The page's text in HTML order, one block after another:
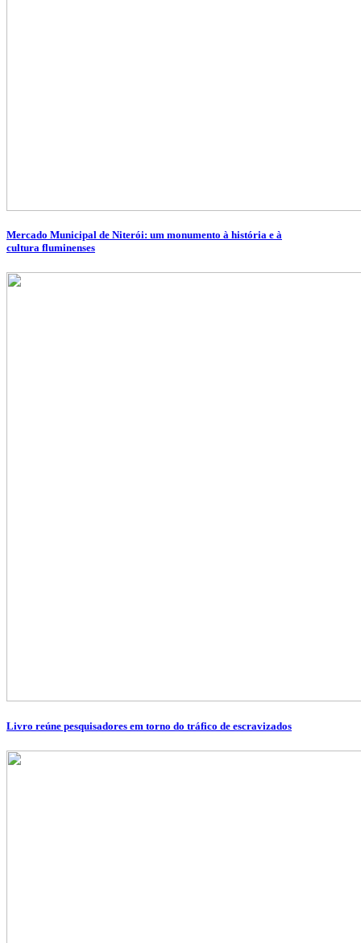
Mercado Municipal de Niterói: um monumento à história e à
cultura fluminenses
Livro reúne pesquisadores em torno do tráfico de escravizados